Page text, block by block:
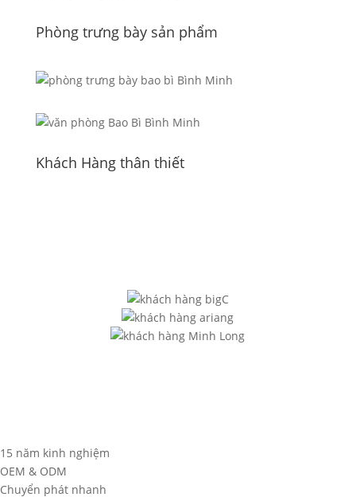
Phòng trưng bày sản phẩm
Khách Hàng thân thiết
15 năm kinh nghiệm
OEM & ODM
Chuyển phát nhanh